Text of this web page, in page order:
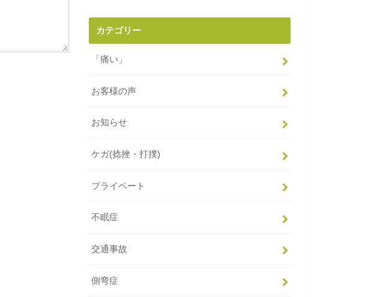
カテゴリー
「痛い」
お客様の声
お知らせ
ケガ(捻挫・打撲)
プライベート
不眠症
交通事故
側弯症